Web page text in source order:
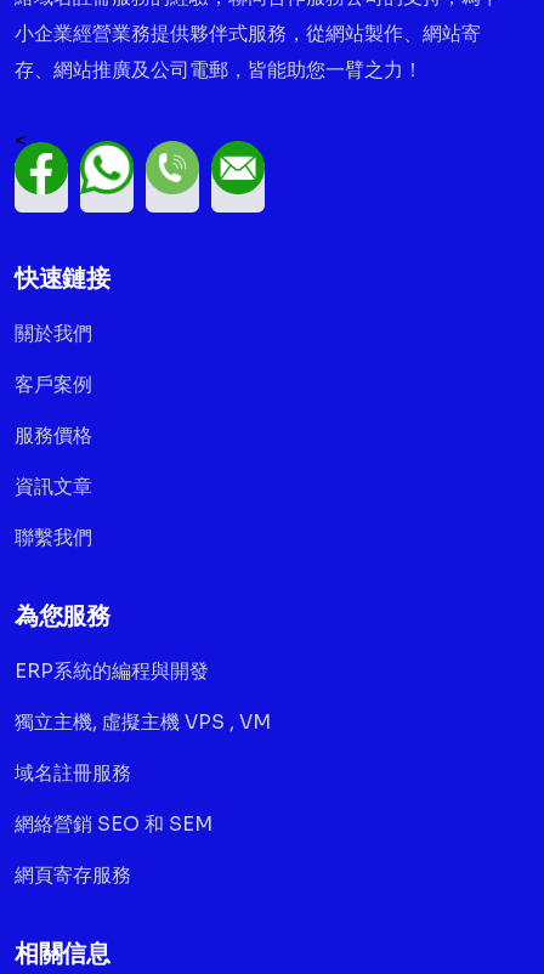
小企業經營業務提供夥伴式服務，從網站製作、網站寄
存、網站推廣及公司電郵，皆能助您一臂之力！
<
快速鏈接
關於我們
客戶案例
服務價格
資訊文章
聯繫我們
為您服務
ERP系統的編程與開發
獨立主機, 虛擬主機 VPS , VM
域名註冊服務
網絡營銷 SEO 和 SEM
網頁寄存服務
相關信息